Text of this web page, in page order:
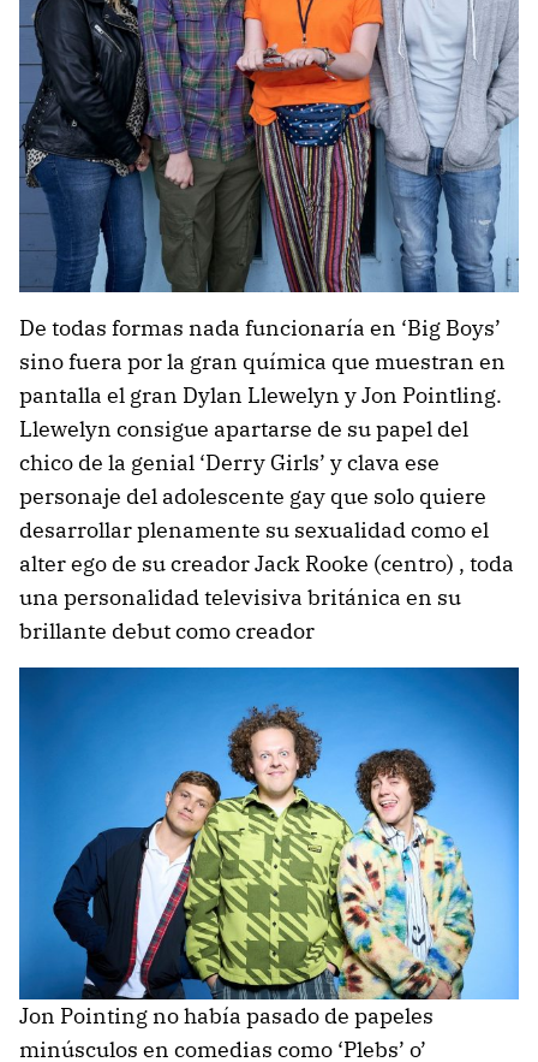
De todas formas nada funcionaría en ‘Big Boys’
sino fuera por la gran química que muestran en
pantalla el gran Dylan Llewelyn y Jon Pointling.
Llewelyn consigue apartarse de su papel del
chico de la genial ‘Derry Girls’ y clava ese
personaje del adolescente gay que solo quiere
desarrollar plenamente su sexualidad como el
alter ego de su creador Jack Rooke (centro) , toda
una personalidad televisiva británica en su
brillante debut como creador
Jon Pointing no había pasado de papeles
minúsculos en comedias como ‘Plebs’ o’